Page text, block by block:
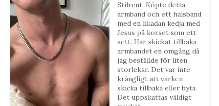
Stilrent. Köpte detta
armband och ett halsband
med en likadan kedja med
Jesus på korset som ett
sett. Har skickat tillbaka
armbandet en omgång då
jag beställde för liten
storlekar. Det var inte
krångligt att varken
skicka tillbaka eller byta.
Det uppskattas väldigt